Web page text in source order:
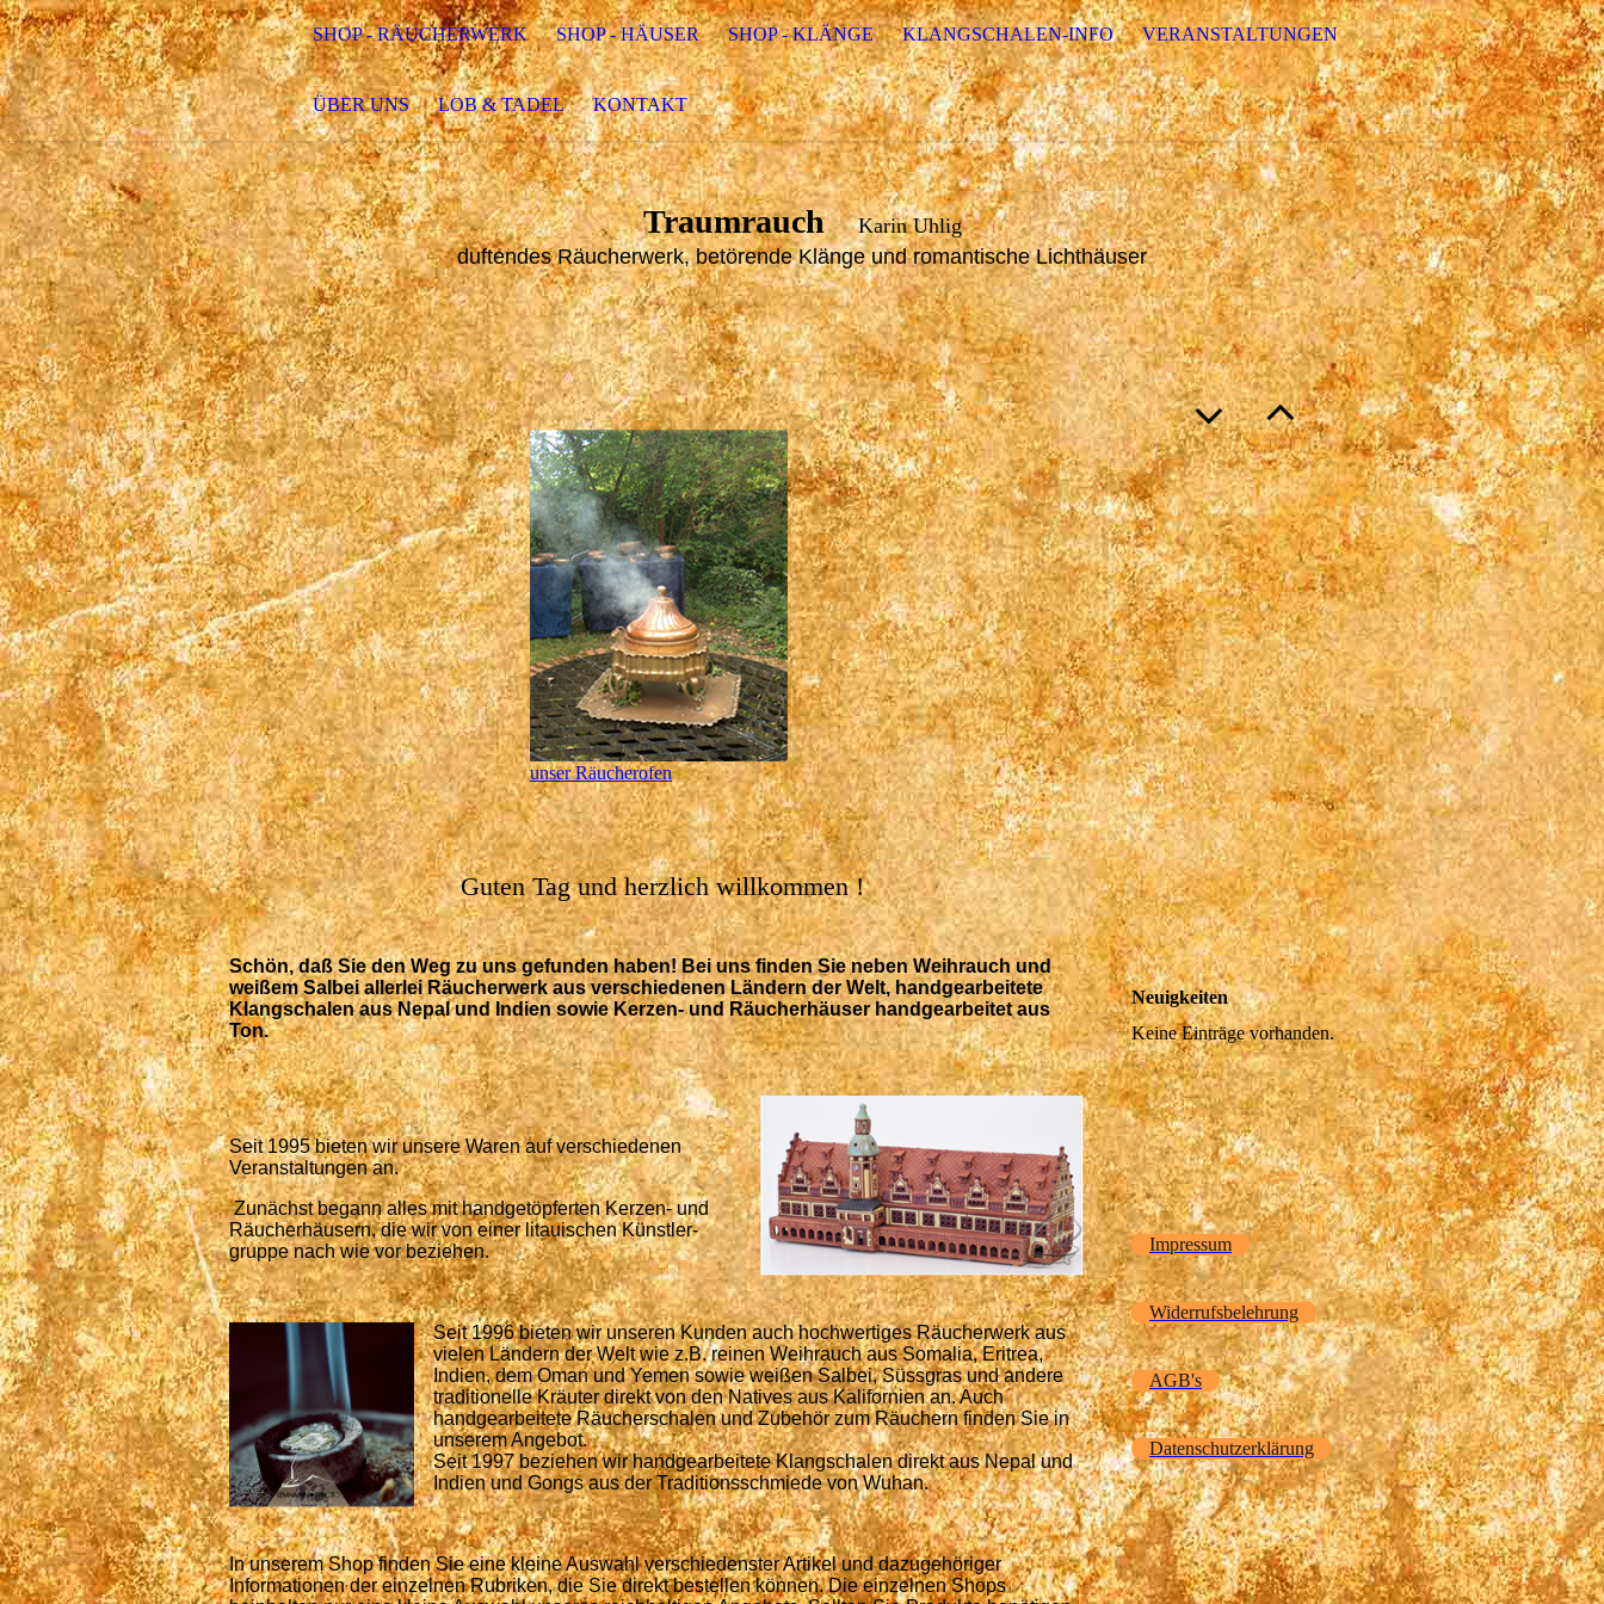
SHOP - RÄUCHERWERK SHOP - HÄUSER SHOP - KLÄNGE KLANGSCHALEN-INFO VERANSTALTUNGEN
ÜBER UNS LOB & TADEL KONTAKT
Traumrauch
Karin Uhlig
duftendes Räucherwerk, betörende Klänge und romantische Lichthäuser
unser Räucherofen
Guten Tag und herzlich willkommen !
Schön, daß Sie den Weg zu uns gefunden haben! Bei uns finden Sie neben Weihrauch und
weißem Salbei allerlei Räucherwerk aus verschiedenen Ländern der Welt, handgearbeitete
Klangschalen aus Nepal und Indien sowie Kerzen- und Räucherhäuser handgearbeitet aus
Ton.
Seit 1995 bieten wir unsere Waren auf verschiedenen
Veranstaltungen an.
Zunächst begann alles mit handgetöpferten Kerzen- und
Räucherhäusern, die wir von einer litauischen Künstler-
gruppe nach wie vor beziehen.
Seit 1996 bieten wir unseren Kunden auch hochwertiges Räucherwerk aus
vielen Ländern der Welt wie z.B. reinen Weihrauch aus Somalia, Eritrea,
Indien, dem Oman und Yemen sowie weißen Salbei, Süssgras und andere
traditionelle Kräuter direkt von den Natives aus Kalifornien an. Auch
handgearbeitete Räucherschalen und Zubehör zum Räuchern finden Sie in
unserem Angebot.
Seit 1997 beziehen wir handgearbeitete Klangschalen direkt aus Nepal und
Indien und Gongs aus der Traditionsschmiede von Wuhan.
In unserem Shop finden Sie eine kleine Auswahl verschiedenster Artikel und dazugehöriger
Informationen der einzelnen Rubriken, die Sie direkt bestellen können. Die einzelnen Shops
Neuigkeiten
Keine Einträge vorhanden.
Impressum
Widerrufsbelehrung
AGB's
Datenschutzerklärung